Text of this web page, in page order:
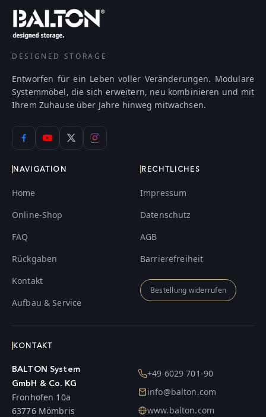
DESIGNED STORAGE
Entworfen für ein Leben voller Veränderungen. Modulare
Systemmöbel, die sich erweitern, neu kombinieren und mit
Ihrem Zuhause über Jahre hinweg mitwachsen.
NAVIGATION
Home
Online-Shop
FAQ
Rückgaben
Kontakt
Aufbau & Service
RECHTLICHES
Impressum
Datenschutz
AGB
Barrierefreiheit
Bestellung widerrufen
KONTAKT
BALTON System
GmbH & Co. KG
Fronhofen 10a
63776 Mömbris
+49 6029 701-90
info@balton.com
www.balton.com